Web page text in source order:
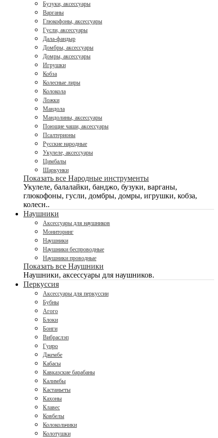
Бузуки, аксессуары
Варганы
Глюкофоны, аксессуары
Гусли, аксессуары
Дала-фандыр
Домбры, аксессуары
Домры, аксессуары
Игрушки
Кобза
Колесные лиры
Колокола
Ложки
Мандола
Мандолины, аксессуары
Поющие чаши, аксессуары
Псалтерионы
Русские народные
Укулеле, аксессуары
Цимбалы
Шаркунки
Показать все Народные инструменты
Укулеле, балалайки, банджо, бузуки, варганы,
глюкофоны, гусли, домбры, домры, игрушки, кобза,
колесн..
Наушники
Аксессуары для наушников
Мониторинг
Наушники
Наушники беспроводные
Наушники проводные
Показать все Наушники
Наушники, аксессуары для наушников.
Перкуссия
Аксессуары для перкуссии
Бубны
Агого
Блоки
Бонги
Вибраслэп
Гуиро
Джембе
Кабасы
Кавказские барабаны
Калимбы
Кастаньеты
Кахоны
Клавес
Ковбелы
Колокольчики
Колотушки